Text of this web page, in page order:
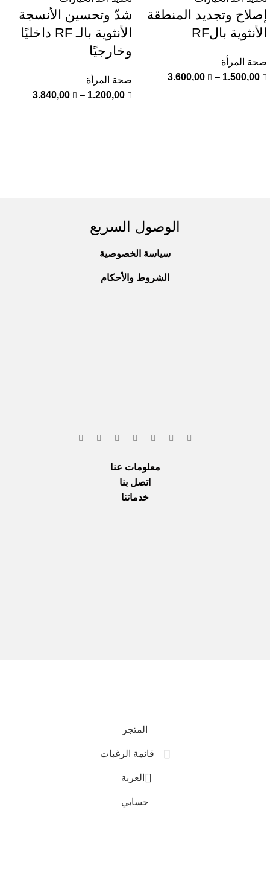
إصلاح وتجديد المنطقة
الأنثوية بالRF
صحة المرأة
1.500,00
–
3.600,00
شدّ وتحسين الأنسجة
الأنثوية بالـ RF داخليًا
وخارجيًا
صحة المرأة
1.200,00
–
3.840,00
الوصول السريع
سياسة الخصوصية
الشروط والأحكام
معلومات عنا
اتصل بنا
خدماتنا
المتجر
قائمة الرغبات
0 العربة
حسابي